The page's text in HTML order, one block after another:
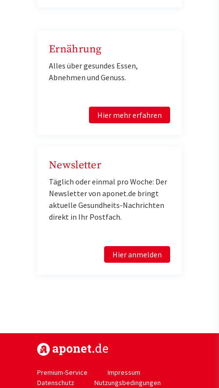
Ernährung
Alles über gesundes Essen,
Abnehmen und Genuss.
Hier mehr erfahren
Newsletter
Täglich oder einmal pro Woche: Der
Newsletter von aponet.de bringt
aktuelle Gesundheits-Nachrichten
direkt in Ihr Postfach.
Hier anmelden
Premium-Service
Impressum
Datenschutz
Nutzungsbedingungen